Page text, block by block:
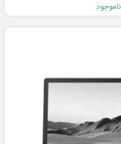
ناموجود